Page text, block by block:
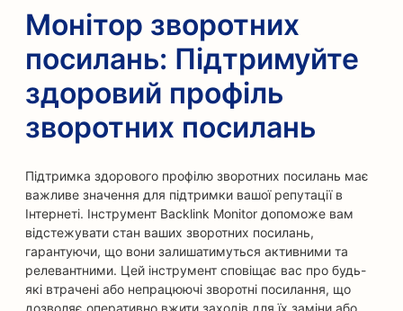
Монітор зворотних
посилань: Підтримуйте
здоровий профіль
зворотних посилань
Підтримка здорового профілю зворотних посилань має
важливе значення для підтримки вашої репутації в
Інтернеті. Інструмент Backlink Monitor допоможе вам
відстежувати стан ваших зворотних посилань,
гарантуючи, що вони залишатимуться активними та
релевантними. Цей інструмент сповіщає вас про будь-
які втрачені або непрацюючі зворотні посилання, що
дозволяє оперативно вжити заходів для їх заміни або